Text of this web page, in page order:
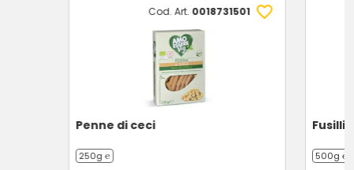
Cod. Art. 0018731501
Penne di ceci
250g ℮
Fusilli
500g ℮